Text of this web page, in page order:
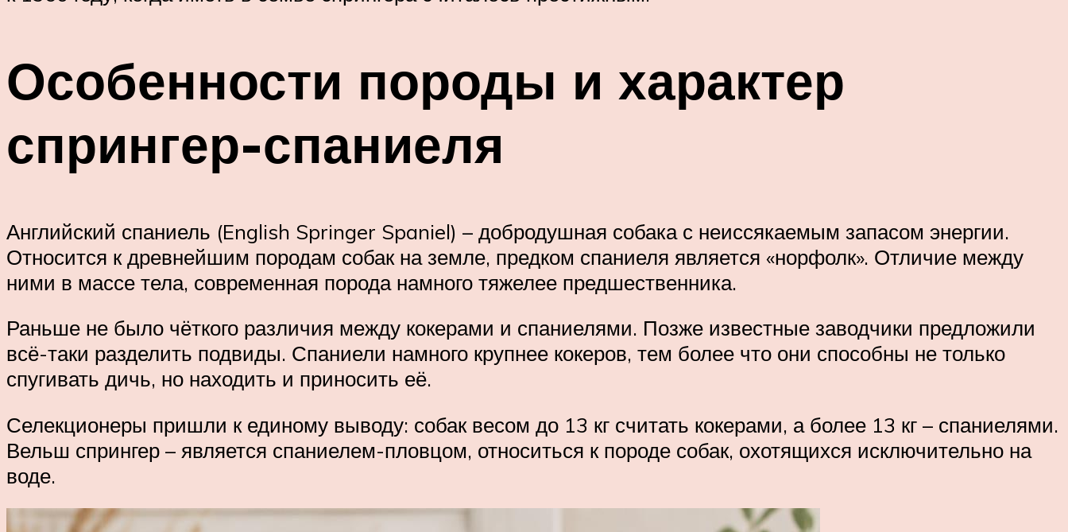
Особенности породы и характер
спрингер-спаниеля
Английский спаниель (English Springer Spaniel) – добродушная собака с неиссякаемым запасом энергии.
Относится к древнейшим породам собак на земле, предком спаниеля является «норфолк». Отличие между
ними в массе тела, современная порода намного тяжелее предшественника.
Раньше не было чёткого различия между кокерами и спаниелями. Позже известные заводчики предложили
всё-таки разделить подвиды. Спаниели намного крупнее кокеров, тем более что они способны не только
спугивать дичь, но находить и приносить её.
Селекционеры пришли к единому выводу: собак весом до 13 кг считать кокерами, а более 13 кг – спаниелями.
Вельш спрингер – является спаниелем-пловцом, относиться к породе собак, охотящихся исключительно на
воде.